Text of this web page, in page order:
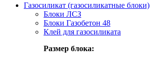
Газосиликат (газосиликатные блоки)
Блоки ЛСЗ
Блоки Газобетон 48
Клей для газосиликата
Размер блока: